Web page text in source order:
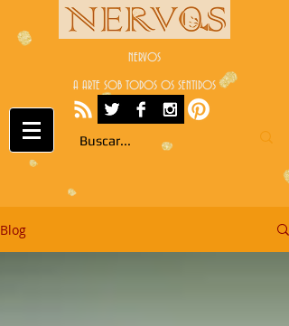
NERVOS
A ARTE SOB TODOS OS SENTIDOS
Blog